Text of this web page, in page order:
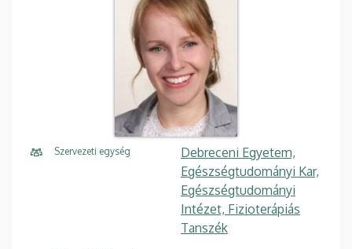
Szervezeti egység
Debreceni Egyetem,
Egészségtudományi Kar,
Egészségtudományi
Intézet, Fizioterápiás
Tanszék